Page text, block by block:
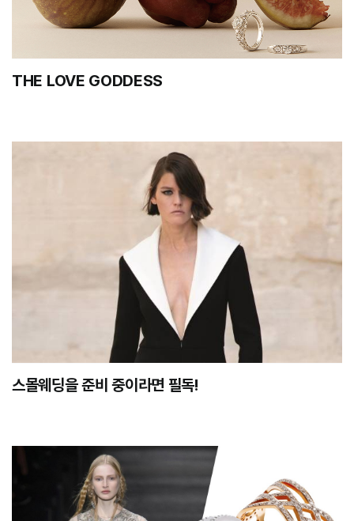
THE LOVE GODDESS
스몰웨딩을 준비 중이라면 필독!